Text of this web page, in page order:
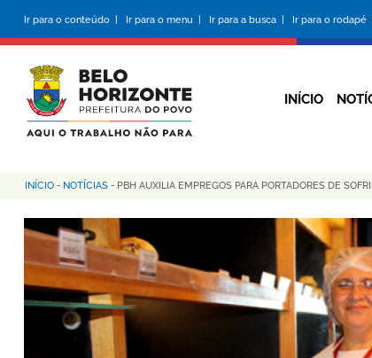
conteúdo
principal
Ir para o conteúdo | Ir para o menu | Ir para a busca | Ir para o rodapé
INÍCIO
Trilha
de
navegação
INÍCIO - NOTÍCIAS - PBH AUXILIA EMPREGOS PARA PORTADORES DE